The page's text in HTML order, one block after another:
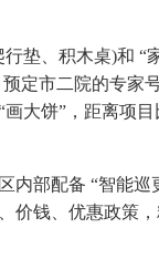
、积木桌)和 “
定市二院的专
大饼”，距离
配备 “智能巡
钱、优惠政策